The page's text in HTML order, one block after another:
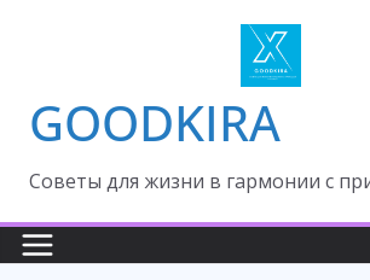
GOODKIRA
Cоветы для жизни в гармонии с